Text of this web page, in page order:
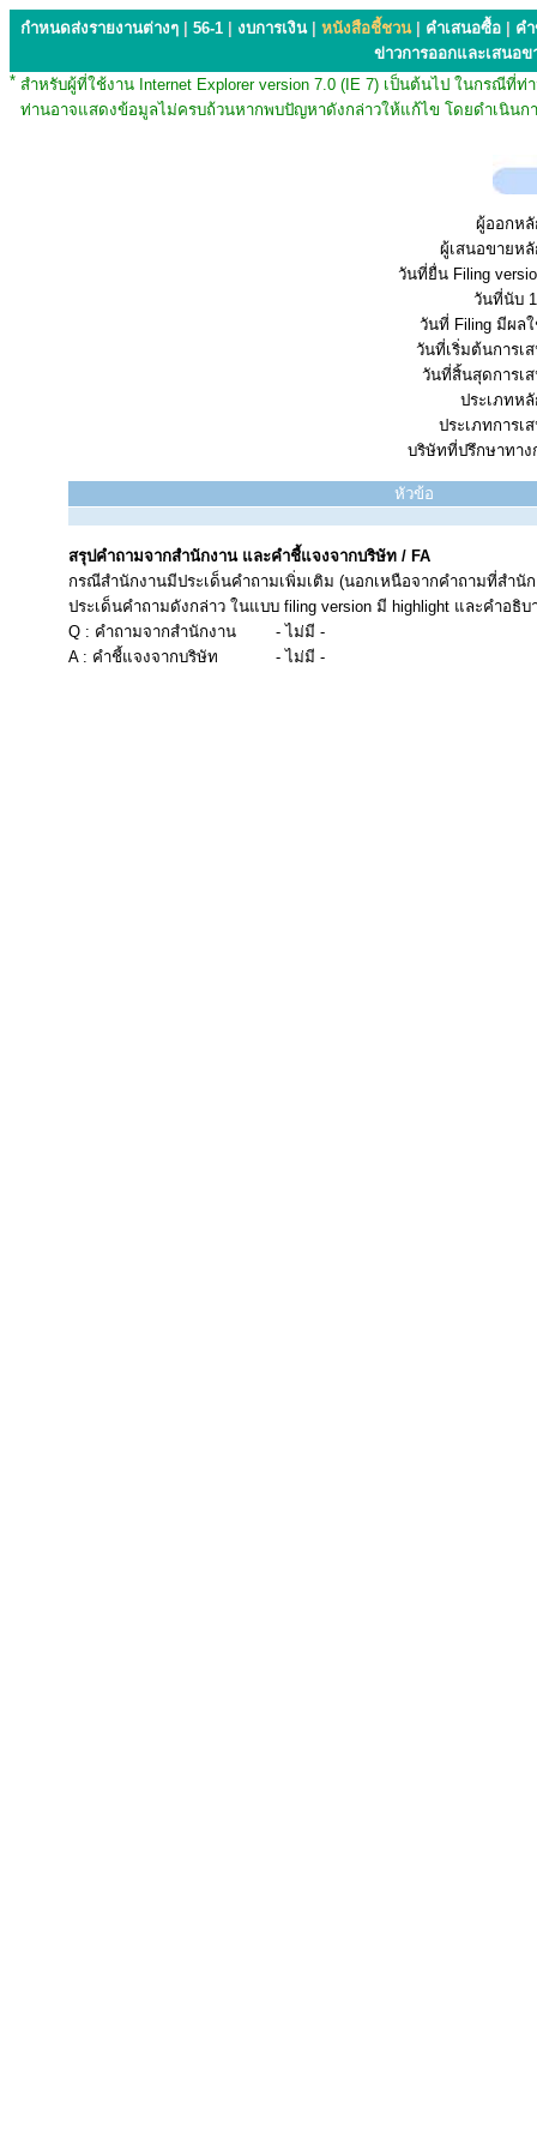
กำหนดส่งรายงานต่างๆ 56-1 งบการเงิน หนังสือชี้ชวน คำเสนอซื้อ
ค
ข่าวการออกและเสนอข
* สำหรับผู้ที่ใช้งาน Internet Explorer version 7.0 (IE 7) เป็นต้นไป ในกรณี
ท่านอาจแสดงข้อมูลไม่ครบถ้วนหากพบปัญหาดังกล่าวให้แก้ไข โดยดำเนินก
ผู้ออกห
ผู้เสนอขายห
วันที่ยื่น Filing
วันที่นับ
วันที่ Filing มีผล
วันที่เริ่มต้นการเ
วันที่สิ้นสุดการเ
ประเภทห
ประเภทการเ
บริษัทที่ปรึกษาทาง
หัวข้อ
สรุปคำถามจากสำนักงาน และคำชี้แจงจากบริษัท / FA
กรณีสำนักงานมีประเด็นคำถามเพิ่มเติม (นอกเหนือจากคำถามที่สำ
ประเด็นคำถามดังกล่าว ในแบบ filing version มี highlight และคำอธิ
Q : คำถามจากสำนักงาน
- ไม่มี -
A : คำชี้แจงจากบริษัท
- ไม่มี -